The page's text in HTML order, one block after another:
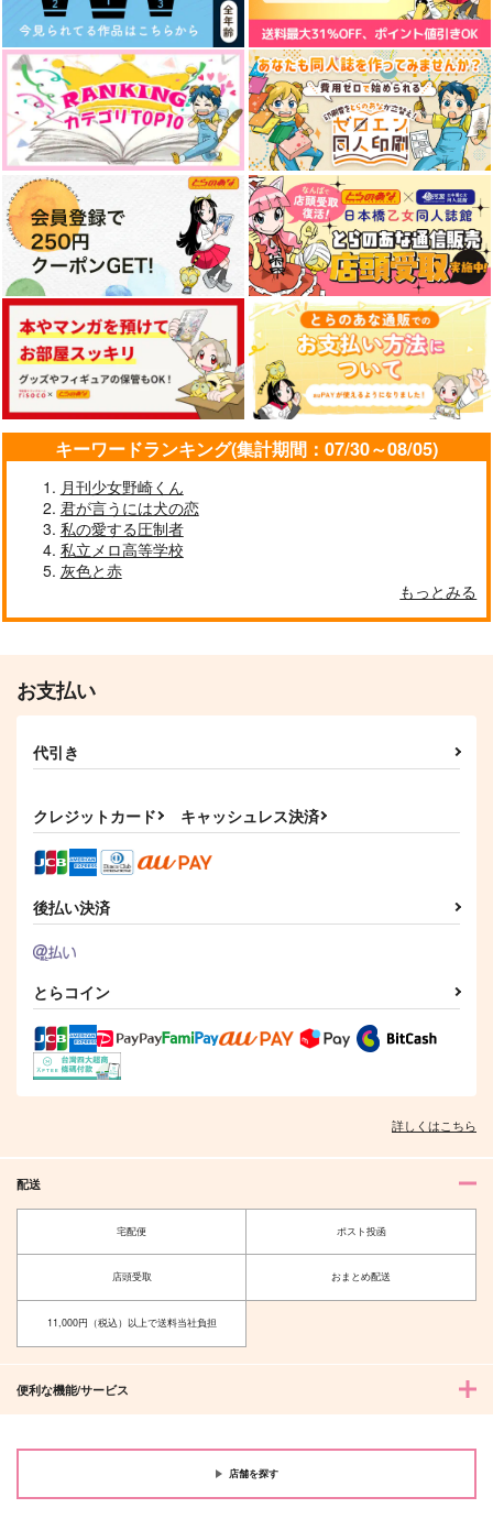
キーワードランキング(集計期間：07/30～08/05)
月刊少女野崎くん
君が言うには犬の恋
私の愛する圧制者
私立メロ高等学校
灰色と赤
もっとみる
お支払い
代引き
クレジットカード キャッシュレス決済
後払い決済
とらコイン
詳しくはこちら
配送
宅配便 ポスト投函
店頭受取 おまとめ配送
11,000円（税込）以上で送料当社負担
便利な機能/サービス
店舗を探す